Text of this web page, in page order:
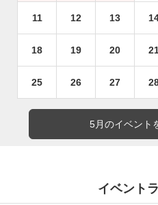
11 12 13
18 19 20
25 26 27
5月のイベント
イベント